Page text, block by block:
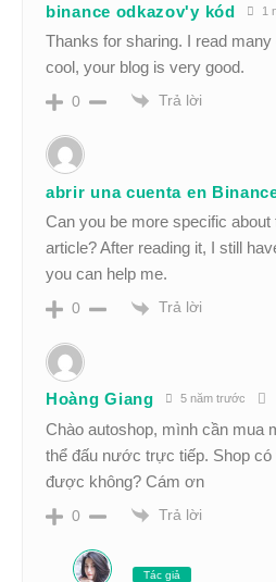
binance odkazov'y kód 1
Thanks for sharing. I read
cool, your blog is very good.
0 Trả lời
abrir una cuenta en
Can you be more specific about
article? After reading it, I still
you can help me.
0 Trả lời
Hoàng Giang 5 năm trước
Chào autoshop, mình cần mua
thể đấu nước trực tiếp. Shop
được không? Cám ơn
0 Trả lời
Tác giả